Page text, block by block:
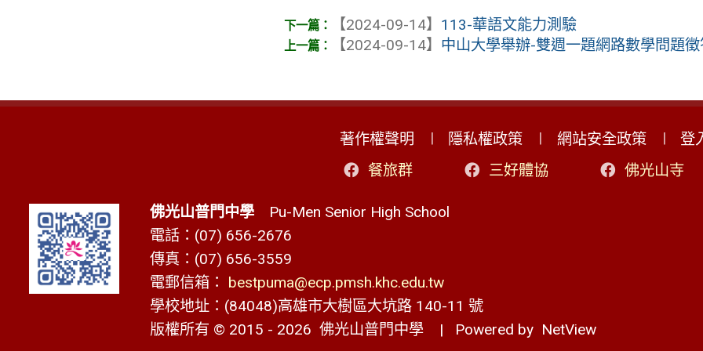
【2024-09-14】 113-華語文能力測驗
【2024-09-14】 中山大學舉辦-雙週一題網路數學問題
著作權聲明 隱私權政策 網站安全政策
登
餐旅群
三好體協 佛光山寺
佛光山普門中學Pu-Men Senior High School
電話：(07) 656-2676
傳真：(07) 656-3559
電郵信箱： bestpuma@ecp.pmsh.khc.edu.tw
學校地址：(84048)高雄市大樹區大坑路 140-11 號
版權所有 © 2015 - 2026 佛光山普門中學 | Powered by NetView